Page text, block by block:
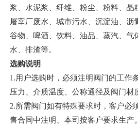
浆、水泥浆、纤维、粉尘、粉料、晶
屠宰厂废水、城市污水、沉淀油、沥
谷物、啤酒、饮料、油品、蒸汽、气
水、排渣等。
选购说明
1.用户选购时，必须注明阀门的工作
压力、介质温度、公称通径及阀门材
2.所需阀门如有特殊要求时，客户必
售合同中注明、本司按客户要求生产。